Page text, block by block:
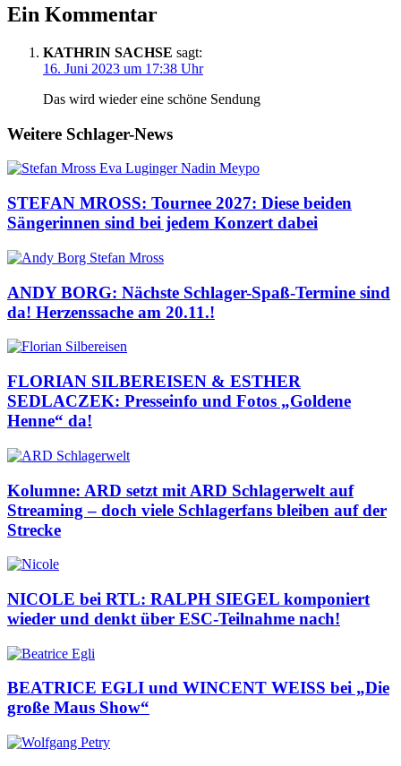
Ein Kommentar
KATHRIN SACHSE sagt:
16. Juni 2023 um 17:38 Uhr
Das wird wieder eine schöne Sendung
Weitere Schlager-News
STEFAN MROSS: Tournee 2027: Diese beiden
Sängerinnen sind bei jedem Konzert dabei
ANDY BORG: Nächste Schlager-Spaß-Termine sind
da! Herzenssache am 20.11.!
FLORIAN SILBEREISEN & ESTHER
SEDLACZEK: Presseinfo und Fotos „Goldene
Henne“ da!
Kolumne: ARD setzt mit ARD Schlagerwelt auf
Streaming – doch viele Schlagerfans bleiben auf der
Strecke
NICOLE bei RTL: RALPH SIEGEL komponiert
wieder und denkt über ESC-Teilnahme nach!
BEATRICE EGLI und WINCENT WEISS bei „Die
große Maus Show“